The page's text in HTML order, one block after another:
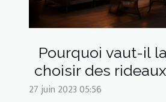
Pourquoi vaut-il
choisir des
27 juin 2023 05:56